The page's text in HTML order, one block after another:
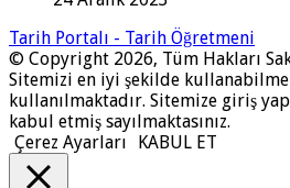
Tarih Portalı - Tarih Öğretmeni
© Copyright 2026, Tüm Hakları
Sitemizi en iyi şekilde
kullanılmaktadır. Sitemize giriş
kabul etmiş sayılmaktasınız.
Çerez Ayarları
KABUL ET